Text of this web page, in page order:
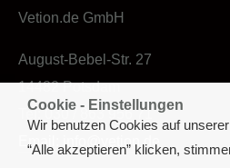
Vetion.de GmbH
August-Bebel-Str. 27
14482 Potsdam
Tel: 030 / 863 956 71
Email: info@vetion.de
Cookie - Einstellungen
Wir benutzen Cookies auf
“Alle akzeptieren” klicken,